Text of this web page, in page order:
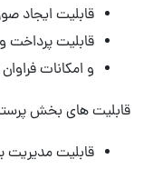
قابلیت ایجاد
قابلیت پرداخت
و امکانات
قابلیت های بخش
قابلیت مدیریت